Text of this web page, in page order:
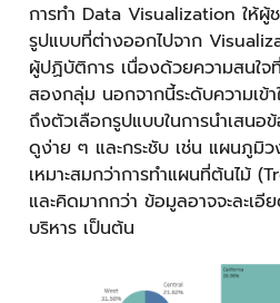
การทำ Data Visualization ให้ผู้
รูปแบบที่ต่างออกไปจาก
ผู้ปฏิบัติการ เนื่องด้วยความสนใจ
สองกลุ่ม นอกจากนี้ระดับความเข้
ถึงตัวเลือกรูปแบบในการนำเสน
ดูง่าย ๆ และกระชับ เช่น แผนภูมิ
เหมาะสมกว่าการทำแผนที่ต้นไม้
และคิดมากกว่า ข้อมูลอาจจะละเอี
บริหาร เป็นต้น